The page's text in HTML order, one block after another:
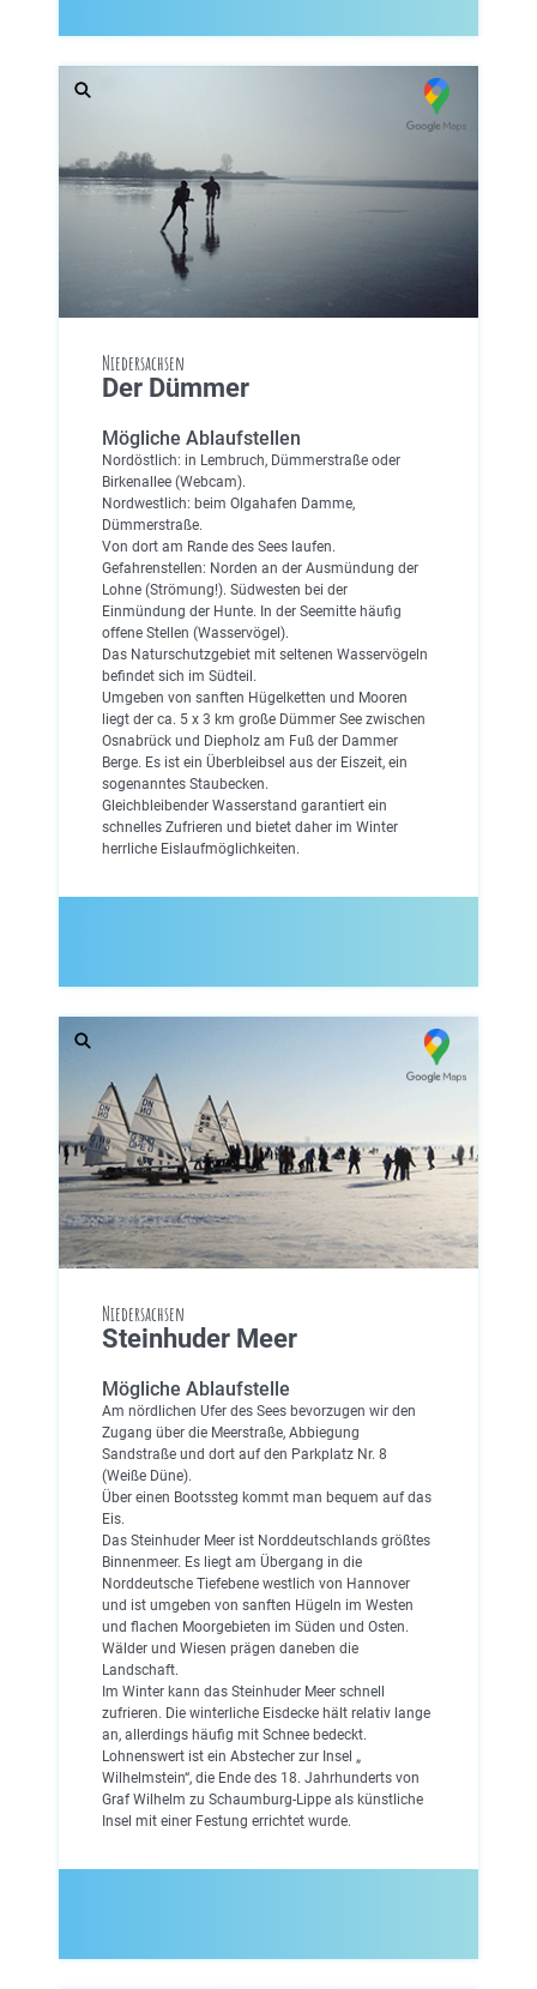
Niedersachsen
Der Dümmer
Mögliche Ablaufstellen
Nordöstlich: in Lembruch, Dümmerstraße oder
Birkenallee (Webcam).
Nordwestlich: beim Olgahafen Damme,
Dümmerstraße.
Von dort am Rande des Sees laufen.
Gefahrenstellen: Norden an der Ausmündung der
Lohne (Strömung!). Südwesten bei der
Einmündung der Hunte. In der Seemitte häufig
offene Stellen (Wasservögel).
Das Naturschutzgebiet mit seltenen Wasservögeln
befindet sich im Südteil.
Umgeben von sanften Hügelketten und Mooren
liegt der ca. 5 x 3 km große Dümmer See zwischen
Osnabrück und Diepholz am Fuß der Dammer
Berge. Es ist ein Überbleibsel aus der Eiszeit, ein
sogenanntes Staubecken.
Gleichbleibender Wasserstand garantiert ein
schnelles Zufrieren und bietet daher im Winter
herrliche Eislaufmöglichkeiten.
Niedersachsen
Steinhuder Meer
Mögliche Ablaufstelle
Am nördlichen Ufer des Sees bevorzugen wir den
Zugang über die Meerstraße, Abbiegung
Sandstraße und dort auf den Parkplatz Nr. 8
(Weiße Düne).
Über einen Bootssteg kommt man bequem auf das
Eis.
Das Steinhuder Meer ist Norddeutschlands größtes
Binnenmeer. Es liegt am Übergang in die
Norddeutsche Tiefebene westlich von Hannover
und ist umgeben von sanften Hügeln im Westen
und flachen Moorgebieten im Süden und Osten.
Wälder und Wiesen prägen daneben die
Landschaft.
Im Winter kann das Steinhuder Meer schnell
zufrieren. Die winterliche Eisdecke hält relativ lange
an, allerdings häufig mit Schnee bedeckt.
Lohnenswert ist ein Abstecher zur Insel „
Wilhelmstein“, die Ende des 18. Jahrhunderts von
Graf Wilhelm zu Schaumburg-Lippe als künstliche
Insel mit einer Festung errichtet wurde.